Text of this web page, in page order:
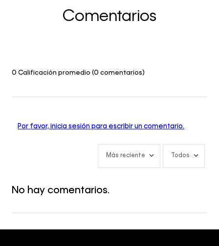
Comentarios
0 Calificación promedio (0 comentarios)
Por favor, inicia sesión para escribir un comentario.
Más reciente Todos
No hay comentarios.